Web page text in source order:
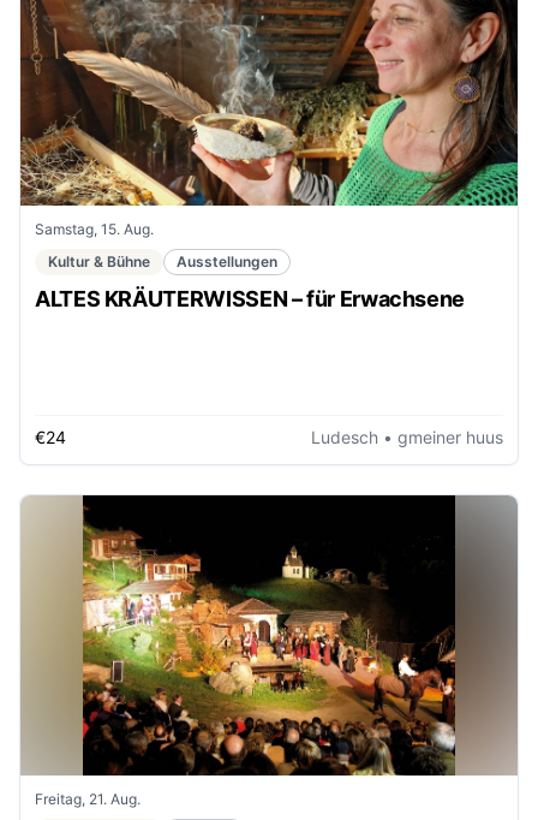
Samstag, 15. Aug.
Kultur & Bühne
Ausstellungen
ALTES KRÄUTERWISSEN – für Erwachsene
€24 Ludesch • gmeiner huus
Freitag, 21. Aug.